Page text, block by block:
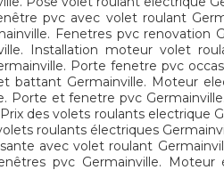
pvc avec volet roulant
Fenetres pvc renovation
Installation moteur volet
Porte fenetre pvc
battant Germainville. Moteur
Porte et fenetre pvc
des volets roulants electrique
roulants électriques
avec volet roulant
pvc Germainville.